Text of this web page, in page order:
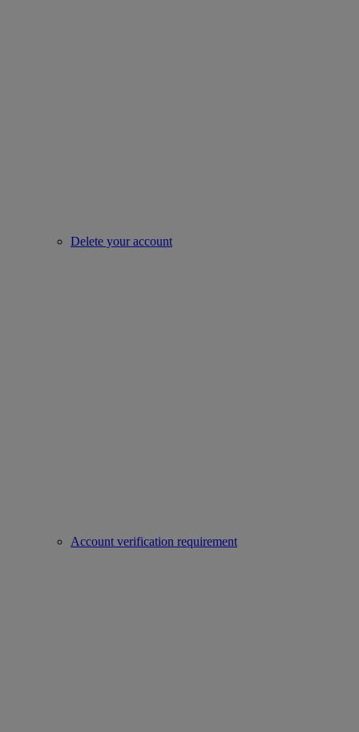
Delete your account
Account verification requirement